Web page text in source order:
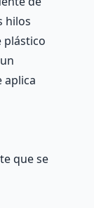
hilos
plástico
aplica
que se